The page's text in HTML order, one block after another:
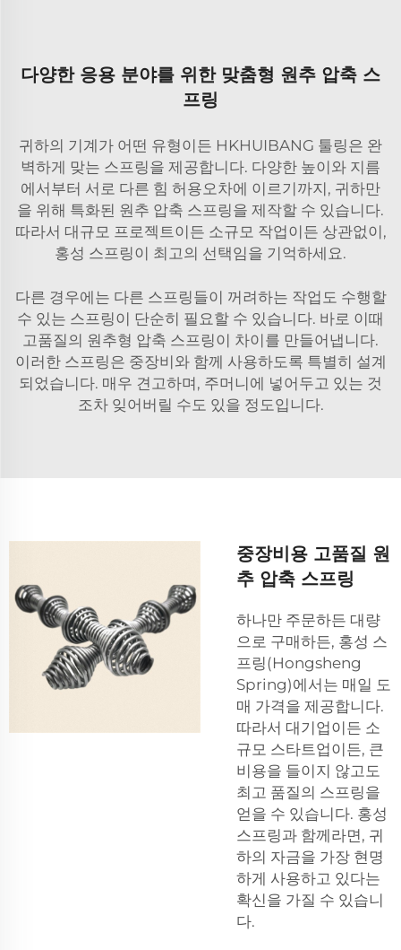
다양한 응용 분야를 위한 맞춤형 원추 압축 스
프링
귀하의 기계가 어떤 유형이든 HKHUIBANG 툴링은 완
벽하게 맞는 스프링을 제공합니다. 다양한 높이와 지름
에서부터 서로 다른 힘 허용오차에 이르기까지, 귀하만
을 위해 특화된 원추 압축 스프링을 제작할 수 있습니다.
따라서 대규모 프로젝트이든 소규모 작업이든 상관없이,
홍성 스프링이 최고의 선택임을 기억하세요.
다른 경우에는 다른 스프링들이 꺼려하는 작업도 수행할
수 있는 스프링이 단순히 필요할 수 있습니다. 바로 이때
고품질의 원추형 압축 스프링이 차이를 만들어냅니다.
이러한 스프링은 중장비와 함께 사용하도록 특별히 설계
되었습니다. 매우 견고하며, 주머니에 넣어두고 있는 것
조차 잊어버릴 수도 있을 정도입니다.
중장비용 고품질 원
추 압축 스프링
하나만 주문하든 대량
으로 구매하든, 홍성 스
프링(Hongsheng
Spring)에서는 매일 도
매 가격을 제공합니다.
따라서 대기업이든 소
규모 스타트업이든, 큰
비용을 들이지 않고도
최고 품질의 스프링을
얻을 수 있습니다. 홍성
스프링과 함께라면, 귀
하의 자금을 가장 현명
하게 사용하고 있다는
확신을 가질 수 있습니
다.